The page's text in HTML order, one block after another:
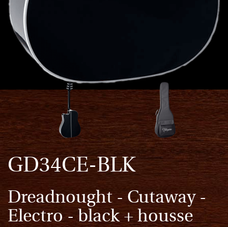
GD34CE-BLK
Dreadnought - Cutaway -
Electro - black + housse